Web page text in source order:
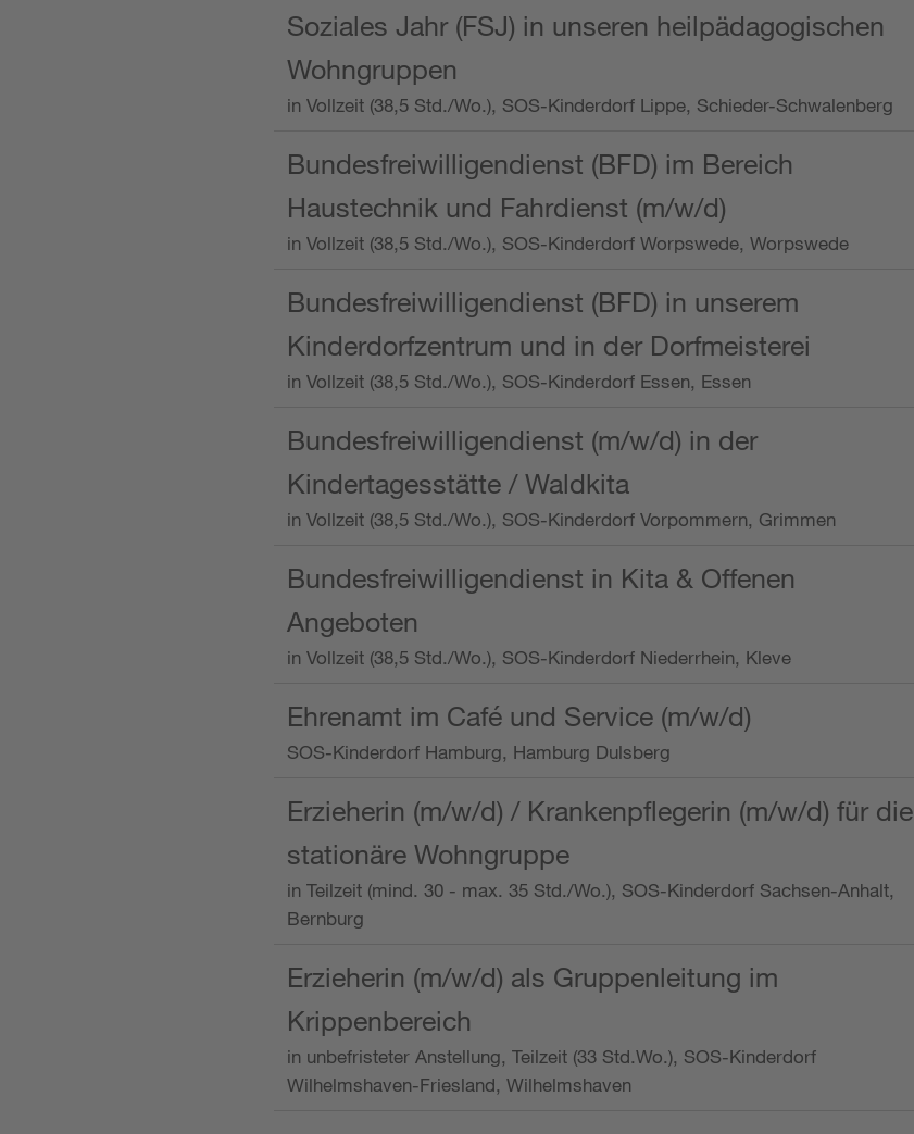
Soziales Jahr (FSJ) in unseren heilpädagogischen
Wohngruppen
in Vollzeit (38,5 Std./Wo.), SOS-Kinderdorf Lippe, Schieder-Schwalenberg
Bundesfreiwilligendienst (BFD) im Bereich
Haustechnik und Fahrdienst (m/w/d)
in Vollzeit (38,5 Std./Wo.), SOS-Kinderdorf Worpswede, Worpswede
Bundesfreiwilligendienst (BFD) in unserem
Kinderdorfzentrum und in der Dorfmeisterei
in Vollzeit (38,5 Std./Wo.), SOS-Kinderdorf Essen, Essen
Bundesfreiwilligendienst (m/w/d) in der
Kindertagesstätte / Waldkita
in Vollzeit (38,5 Std./Wo.), SOS-Kinderdorf Vorpommern, Grimmen
Bundesfreiwilligendienst in Kita & Offenen
Angeboten
in Vollzeit (38,5 Std./Wo.), SOS-Kinderdorf Niederrhein, Kleve
Ehrenamt im Café und Service (m/w/d)
SOS-Kinderdorf Hamburg, Hamburg Dulsberg
Erzieherin (m/w/d) / Krankenpflegerin (m/w/d) für die
stationäre Wohngruppe
in Teilzeit (mind. 30 - max. 35 Std./Wo.), SOS-Kinderdorf Sachsen-Anhalt,
Bernburg
Erzieherin (m/w/d) als Gruppenleitung im
Krippenbereich
in unbefristeter Anstellung, Teilzeit (33 Std.Wo.), SOS-Kinderdorf
Wilhelmshaven-Friesland, Wilhelmshaven